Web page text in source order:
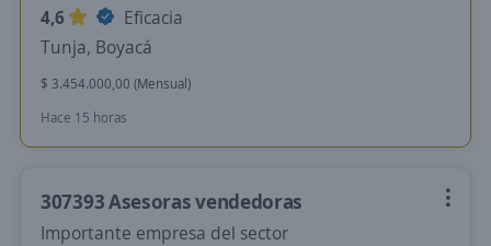
4,6
Eficacia
Tunja, Boyacá
$ 3.454.000,00 (Mensual)
Hace 15 horas
307393 Asesoras vendedoras
Importante empresa del sector